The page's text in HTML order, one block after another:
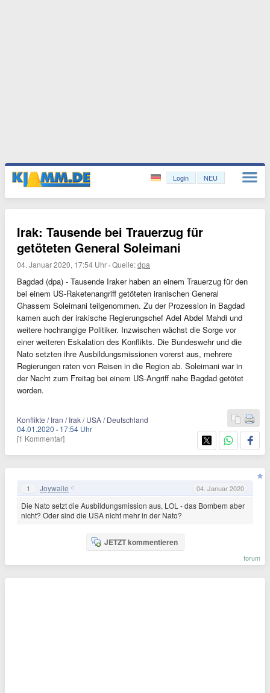
Login NEU
Irak: Tausende bei Trauerzug für
getöteten General Soleimani
04. Januar 2020, 17:54 Uhr ·Quelle:dpa
Bagdad (dpa) - Tausende Iraker haben an einem Trauerzug für den
bei einem US-Raketenangriff getöteten iranischen General
Ghassem Soleimani teilgenommen. Zu der Prozession in Bagdad
kamen auch der irakische Regierungschef Adel Abdel Mahdi und
weitere hochrangige Politiker. Inzwischen wächst die Sorge vor
einer weiteren Eskalation des Konflikts. Die Bundeswehr und die
Nato setzten ihre Ausbildungsmissionen vorerst aus, mehrere
Regierungen raten von Reisen in die Region ab. Soleimani war in
der Nacht zum Freitag bei einem US-Angriff nahe Bagdad getötet
worden.
Konflikte / Iran / Irak / USA / Deutschland
04.01.2020 · 17:54 Uhr
[1 Kommentar]
1 Joywalle 04. Januar 2020
Die Nato setzt die Ausbildungsmission aus, LOL - das Bombem aber
nicht? Oder sind die USA nicht mehr in der Nato?
JETZT kommentieren
forum